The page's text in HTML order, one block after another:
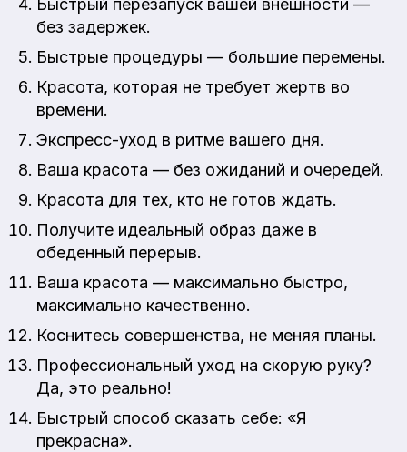
Быстрый перезапуск вашей внешности —
без задержек.
Быстрые процедуры — большие перемены.
Красота, которая не требует жертв во
времени.
Экспресс-уход в ритме вашего дня.
Ваша красота — без ожиданий и очередей.
Красота для тех, кто не готов ждать.
Получите идеальный образ даже в
обеденный перерыв.
Ваша красота — максимально быстро,
максимально качественно.
Коснитесь совершенства, не меняя планы.
Профессиональный уход на скорую руку?
Да, это реально!
Быстрый способ сказать себе: «Я
прекрасна».